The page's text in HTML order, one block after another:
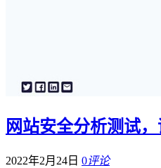
网站安全分析测试
2022年2月24日 0评论